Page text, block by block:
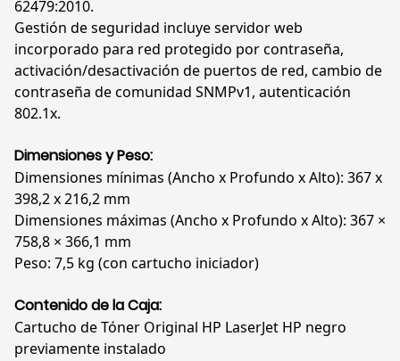
62479:2010.
Gestión de seguridad incluye servidor web
incorporado para red protegido por contraseña,
activación/desactivación de puertos de red, cambio de
contraseña de comunidad SNMPv1, autenticación
802.1x.
Dimensiones y Peso:
Dimensiones mínimas (Ancho x Profundo x Alto): 367 x
398,2 x 216,2 mm
Dimensiones máximas (Ancho x Profundo x Alto): 367 ×
758,8 × 366,1 mm
Peso: 7,5 kg (con cartucho iniciador)
Contenido de la Caja:
Cartucho de Tóner Original HP LaserJet HP negro
previamente instalado